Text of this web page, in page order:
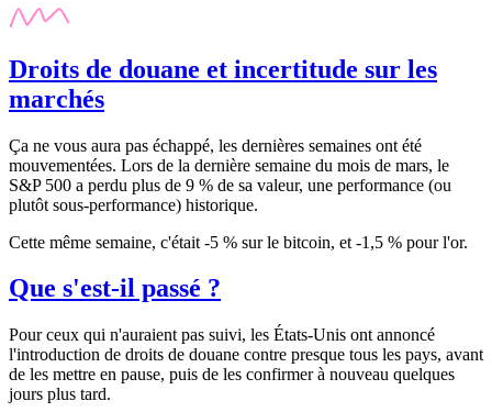
Droits de douane et incertitude sur les
marchés
Ça ne vous aura pas échappé, les dernières semaines ont été
mouvementées. Lors de la dernière semaine du mois de mars, le
S&P 500 a perdu plus de 9 % de sa valeur, une performance (ou
plutôt sous-performance) historique.
Cette même semaine, c'était -5 % sur le bitcoin, et -1,5 % pour l'or.
Que s'est-il passé ?
Pour ceux qui n'auraient pas suivi, les États-Unis ont annoncé
l'introduction de droits de douane contre presque tous les pays, avant
de les mettre en pause, puis de les confirmer à nouveau quelques
jours plus tard.